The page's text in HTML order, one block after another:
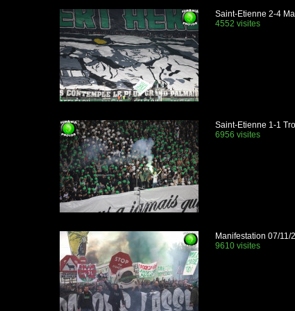
Saint-Etienne 2-4
4552 visites
Saint-Etienne 1-1
6956 visites
Manifestation 07/11/
9610 visites